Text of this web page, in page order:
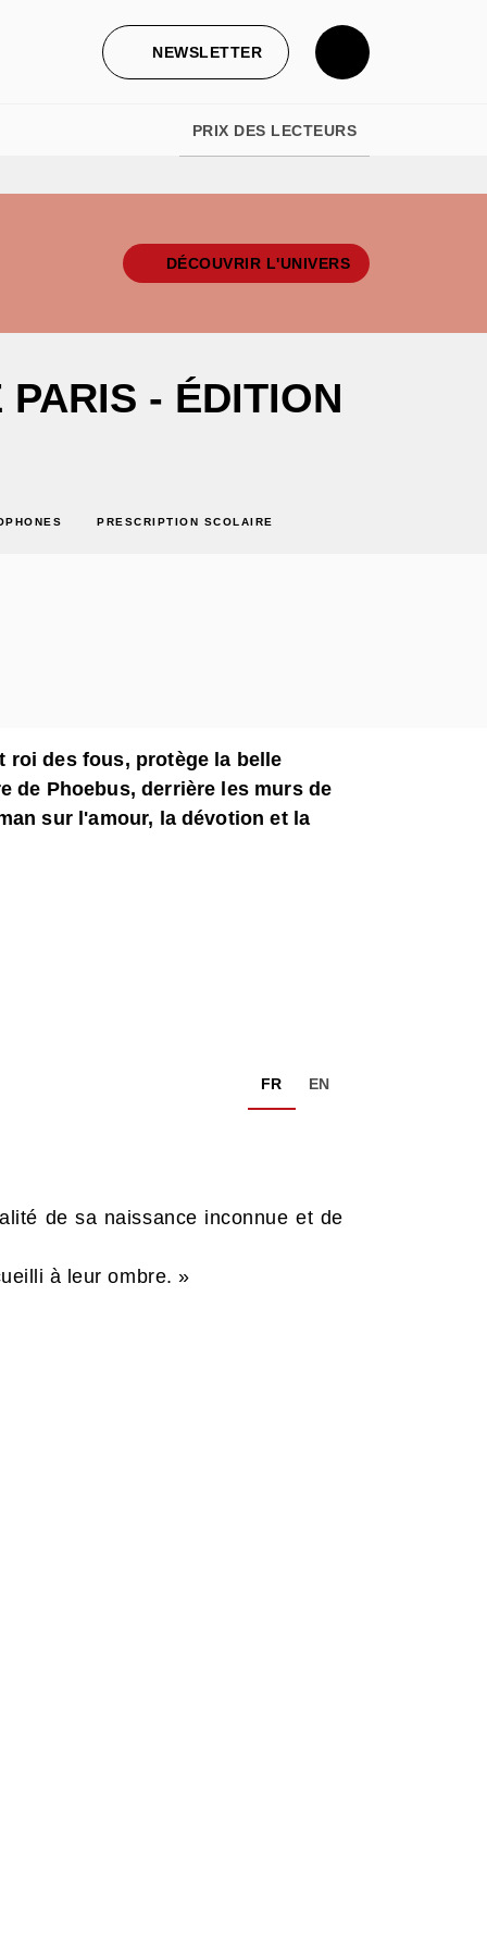
NEWSLETTER
PRIX DES LECTEURS
DÉCOUVRIR L'UNIVERS
- ÉDITION
PRESCRIPTION SCOLAIRE
roi des fous, protège la belle
de Phoebus, derrière les murs de
sur l'amour, la dévotion et la
FR EN
de sa naissance inconnue et de
à leur ombre. »